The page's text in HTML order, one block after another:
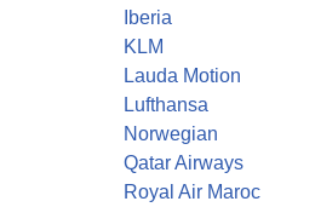
Iberia
KLM
Lauda Motion
Lufthansa
Norwegian
Qatar Airways
Royal Air Maroc